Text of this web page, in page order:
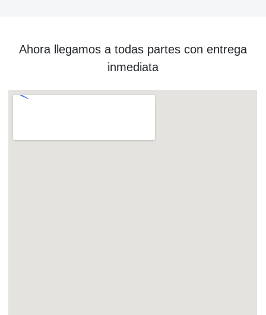
Ahora llegamos a todas partes con entrega
inmediata